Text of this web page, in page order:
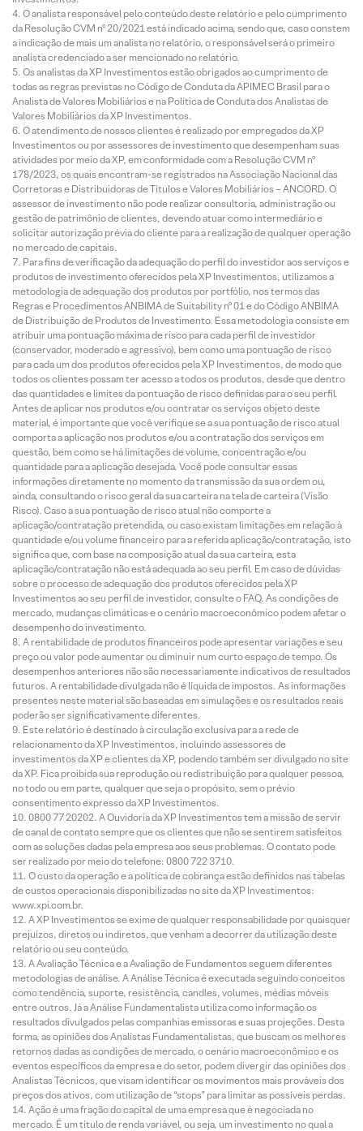
O analista responsável pelo conteúdo deste relatório e pelo cumprimento
da Resolução CVM nº 20/2021 está indicado acima, sendo que, caso constem
a indicação de mais um analista no relatório, o responsável será o primeiro
analista credenciado a ser mencionado no relatório.
Os analistas da XP Investimentos estão obrigados ao cumprimento de
todas as regras previstas no Código de Conduta da APIMEC Brasil para o
Analista de Valores Mobiliários e na Política de Conduta dos Analistas de
Valores Mobiliários da XP Investimentos.
O atendimento de nossos clientes é realizado por empregados da XP
Investimentos ou por assessores de investimento que desempenham suas
atividades por meio da XP, em conformidade com a Resolução CVM nº
178/2023, os quais encontram-se registrados na Associação Nacional das
Corretoras e Distribuidoras de Títulos e Valores Mobiliários – ANCORD. O
assessor de investimento não pode realizar consultoria, administração ou
gestão de patrimônio de clientes, devendo atuar como intermediário e
solicitar autorização prévia do cliente para a realização de qualquer operação
no mercado de capitais.
Para fins de verificação da adequação do perfil do investidor aos serviços e
produtos de investimento oferecidos pela XP Investimentos, utilizamos a
metodologia de adequação dos produtos por portfólio, nos termos das
Regras e Procedimentos ANBIMA de Suitability nº 01 e do Código ANBIMA
de Distribuição de Produtos de Investimento. Essa metodologia consiste em
atribuir uma pontuação máxima de risco para cada perfil de investidor
(conservador, moderado e agressivo), bem como uma pontuação de risco
para cada um dos produtos oferecidos pela XP Investimentos, de modo que
todos os clientes possam ter acesso a todos os produtos, desde que dentro
das quantidades e limites da pontuação de risco definidas para o seu perfil.
Antes de aplicar nos produtos e/ou contratar os serviços objeto deste
material, é importante que você verifique se a sua pontuação de risco atual
comporta a aplicação nos produtos e/ou a contratação dos serviços em
questão, bem como se há limitações de volume, concentração e/ou
quantidade para a aplicação desejada. Você pode consultar essas
informações diretamente no momento da transmissão da sua ordem ou,
ainda, consultando o risco geral da sua carteira na tela de carteira (Visão
Risco). Caso a sua pontuação de risco atual não comporte a
aplicação/contratação pretendida, ou caso existam limitações em relação à
quantidade e/ou volume financeiro para a referida aplicação/contratação, isto
significa que, com base na composição atual da sua carteira, esta
aplicação/contratação não está adequada ao seu perfil. Em caso de dúvidas
sobre o processo de adequação dos produtos oferecidos pela XP
Investimentos ao seu perfil de investidor, consulte o FAQ. As condições de
mercado, mudanças climáticas e o cenário macroeconômico podem afetar o
desempenho do investimento.
A rentabilidade de produtos financeiros pode apresentar variações e seu
preço ou valor pode aumentar ou diminuir num curto espaço de tempo. Os
desempenhos anteriores não são necessariamente indicativos de resultados
futuros. A rentabilidade divulgada não é líquida de impostos. As informações
presentes neste material são baseadas em simulações e os resultados reais
poderão ser significativamente diferentes.
Este relatório é destinado à circulação exclusiva para a rede de
relacionamento da XP Investimentos, incluindo assessores de
investimentos da XP e clientes da XP, podendo também ser divulgado no site
da XP. Fica proibida sua reprodução ou redistribuição para qualquer pessoa,
no todo ou em parte, qualquer que seja o propósito, sem o prévio
consentimento expresso da XP Investimentos.
0800 77 20202. A Ouvidoria da XP Investimentos tem a missão de servir
de canal de contato sempre que os clientes que não se sentirem satisfeitos
com as soluções dadas pela empresa aos seus problemas. O contato pode
ser realizado por meio do telefone: 0800 722 3710.
O custo da operação e a política de cobrança estão definidos nas tabelas
de custos operacionais disponibilizadas no site da XP Investimentos:
www.xpi.com.br.
A XP Investimentos se exime de qualquer responsabilidade por quaisquer
prejuízos, diretos ou indiretos, que venham a decorrer da utilização deste
relatório ou seu conteúdo.
A Avaliação Técnica e a Avaliação de Fundamentos seguem diferentes
metodologias de análise. A Análise Técnica é executada seguindo conceitos
como tendência, suporte, resistência, candles, volumes, médias móveis
entre outros. Já a Análise Fundamentalista utiliza como informação os
resultados divulgados pelas companhias emissoras e suas projeções. Desta
forma, as opiniões dos Analistas Fundamentalistas, que buscam os melhores
retornos dadas as condições de mercado, o cenário macroeconômico e os
eventos específicos da empresa e do setor, podem divergir das opiniões dos
Analistas Técnicos, que visam identificar os movimentos mais prováveis dos
preços dos ativos, com utilização de “stops” para limitar as possíveis perdas.
Ação é uma fração do capital de uma empresa que é negociada no
mercado. É um título de renda variável, ou seja, um investimento no qual a